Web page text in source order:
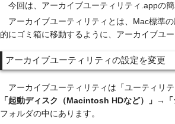
今回は、アーカイブユーティリティ.appの簡
アーカイブユーティリティとは、Mac標準
的にゴミ箱に移動するように、アーカイブユ
アーカイブユーティリティの設定を変更
アーカイブユーティリティは「ユーティリ
「起動ディスク（Macintosh HDなど）」 →
フォルダの中にあります。